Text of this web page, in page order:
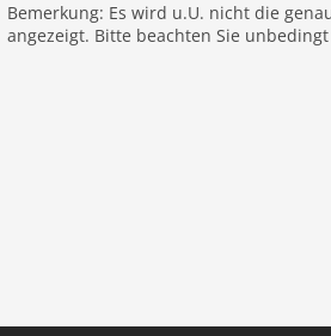
Bemerkung: Es wird u.U. nicht die
angezeigt. Bitte beachten Sie